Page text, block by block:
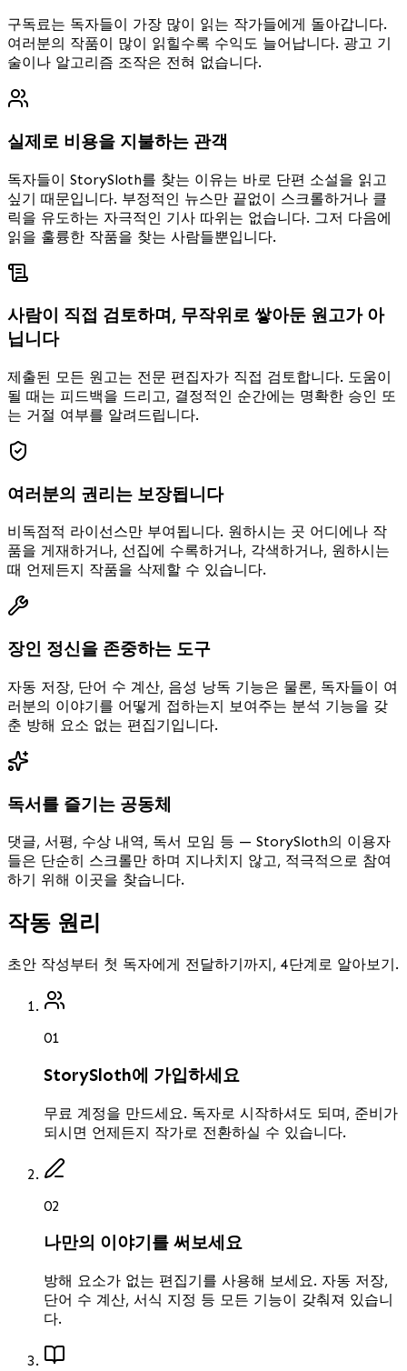
구독료는 독자들이 가장 많이 읽는 작가들에게 돌아갑니다.
여러분의 작품이 많이 읽힐수록 수익도 늘어납니다. 광고 기
술이나 알고리즘 조작은 전혀 없습니다.
실제로 비용을 지불하는 관객
독자들이 StorySloth를 찾는 이유는 바로 단편 소설을 읽고
싶기 때문입니다. 부정적인 뉴스만 끝없이 스크롤하거나 클
릭을 유도하는 자극적인 기사 따위는 없습니다. 그저 다음에
읽을 훌륭한 작품을 찾는 사람들뿐입니다.
사람이 직접 검토하며, 무작위로 쌓아둔 원고가 아
닙니다
제출된 모든 원고는 전문 편집자가 직접 검토합니다. 도움이
될 때는 피드백을 드리고, 결정적인 순간에는 명확한 승인 또
는 거절 여부를 알려드립니다.
여러분의 권리는 보장됩니다
비독점적 라이선스만 부여됩니다. 원하시는 곳 어디에나 작
품을 게재하거나, 선집에 수록하거나, 각색하거나, 원하시는
때 언제든지 작품을 삭제할 수 있습니다.
장인 정신을 존중하는 도구
자동 저장, 단어 수 계산, 음성 낭독 기능은 물론, 독자들이 여
러분의 이야기를 어떻게 접하는지 보여주는 분석 기능을 갖
춘 방해 요소 없는 편집기입니다.
독서를 즐기는 공동체
댓글, 서평, 수상 내역, 독서 모임 등 — StorySloth의 이용자
들은 단순히 스크롤만 하며 지나치지 않고, 적극적으로 참여
하기 위해 이곳을 찾습니다.
작동 원리
초안 작성부터 첫 독자에게 전달하기까지, 4단계로 알아보기.
01
StorySloth에 가입하세요
무료 계정을 만드세요. 독자로 시작하셔도 되며, 준비가
되시면 언제든지 작가로 전환하실 수 있습니다.
02
나만의 이야기를 써보세요
방해 요소가 없는 편집기를 사용해 보세요. 자동 저장,
단어 수 계산, 서식 지정 등 모든 기능이 갖춰져 있습니
다.